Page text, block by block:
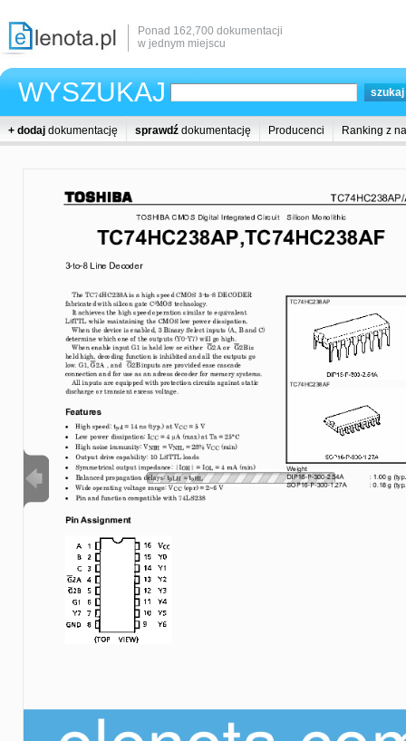
Ponad 162,700 dokumentacji
w jednym miejscu
WYSZUKAJ
+ dodaj dokumentację sprawdź dokumentację Producenci Ranking z